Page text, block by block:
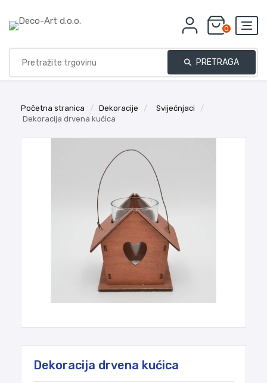
0
PRETRAGA
Početna stranica / Dekoracije / Svijećnjaci
/
Dekoracija drvena kućica
Dekoracija drvena kućica